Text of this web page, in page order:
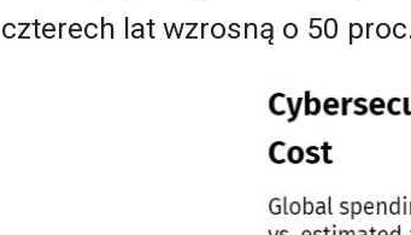
czterech lat wzrosną o 50